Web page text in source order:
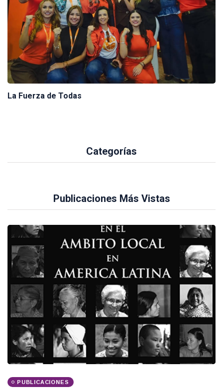
La Fuerza de Todas
Categorías
Publicaciones Más Vistas
PUBLICACIONES